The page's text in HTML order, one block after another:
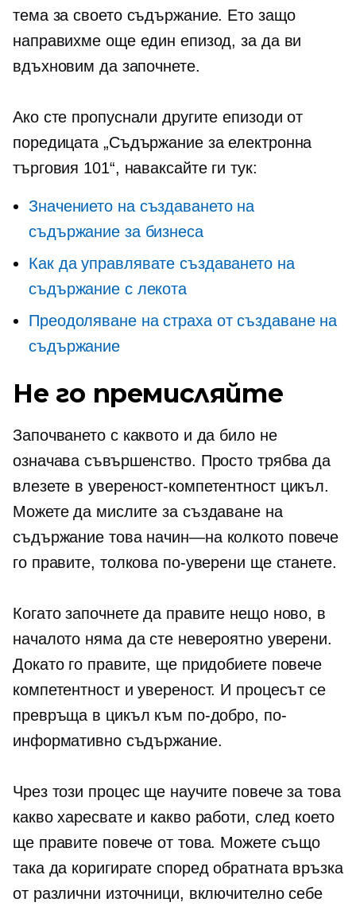
тема за своето съдържание. Ето защо
направихме още един епизод, за да ви
вдъхновим да започнете.
Ако сте пропуснали другите епизоди от
поредицата „Съдържание за електронна
търговия 101“, наваксайте ги тук:
Значението на създаването на
съдържание за бизнеса
Как да управлявате създаването на
съдържание с лекота
Преодоляване на страха от създаване на
съдържание
Не го премисляйте
Започването с каквото и да било не
означава съвършенство. Просто трябва да
влезете вувереност-компетентностцикъл.
Можете да мислите за създаване на
съдържание това начин—наколкото повече
го правите, толкова по-уверени ще станете.
Когато започнете да правите нещо ново, в
началото няма да сте невероятно уверени.
Докато го правите, ще придобиете повече
компетентност и увереност. И процесът се
превръща в цикъл към по-добро, по-
информативно съдържание.
Чрез този процес ще научите повече за това
какво харесвате и какво работи, след което
ще правите повече от това. Можете също
така да коригирате според обратната връзка
от различни източници, включително себе